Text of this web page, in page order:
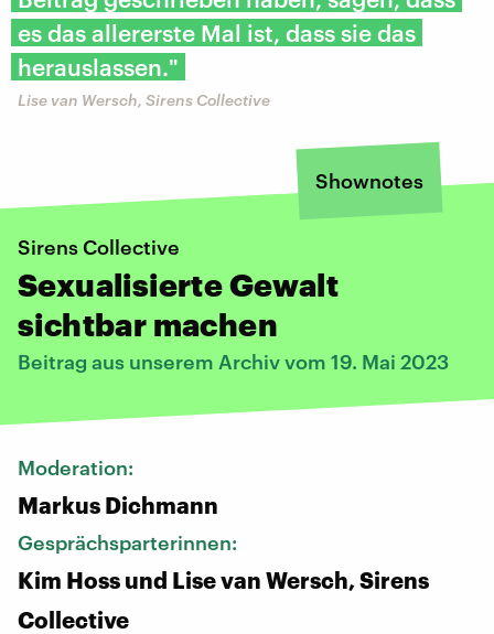
es das allererste Mal ist, dass sie das
herauslassen."
Lise van Wersch, Sirens Collective
Shownotes
Sirens Collective
Sexualisierte Gewalt
sichtbar machen
Beitrag aus unserem Archiv vom 19. Mai 2023
Moderation:
Markus Dichmann
Gesprächsparterinnen:
Kim Hoss und Lise van Wersch, Sirens
Collective